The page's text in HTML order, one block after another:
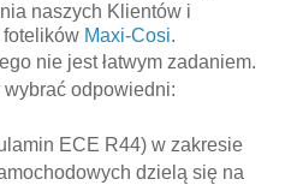
naszych Klientów i
Maxi-Cosi.
nie jest łatwym zadaniem.
odpowiedni:
ECE R44) w zakresie
dzielą się na